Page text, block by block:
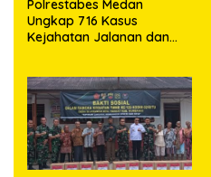
Polrestabes Medan
Ungkap 716 Kasus
Kejahatan Jalanan dan
Diamankan